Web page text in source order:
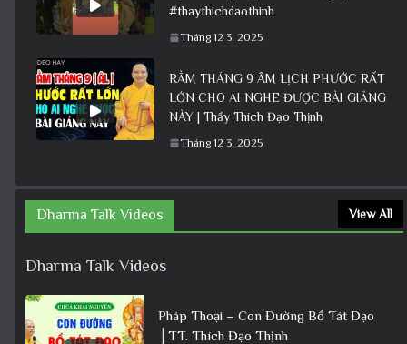
#thaythichdaothinh
Tháng 12 3, 2025
RẰM THÁNG 9 ÂM LỊCH PHƯỚC RẤT
LỚN CHO AI NGHE ĐƯỢC BÀI GIẢNG
NÀY | Thầy Thích Đạo Thịnh
Tháng 12 3, 2025
Dharma Talk Videos View All
Dharma Talk Videos
Pháp Thoại – Con Đường Bồ Tát Đạo
│TT. Thích Đạo Thịnh